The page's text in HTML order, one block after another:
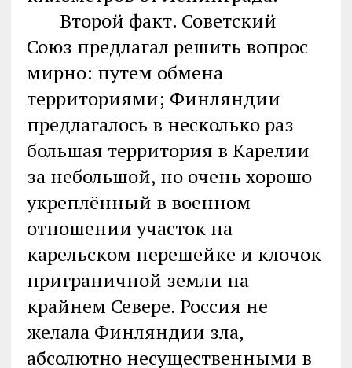
Второй факт. Советский
Союз предлагал решить вопрос
мирно: путем обмена
территориями; Финляндии
предлагалось в несколько раз
большая территория в Карелии
за небольшой, но очень хорошо
укреплённый в военном
отношении участок на
карельском перешейке и клочок
приграничной земли на
крайнем Севере. Россия не
желала Финляндии зла,
абсолютно несущественными в